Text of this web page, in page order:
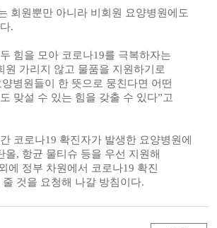
회원뿐만 아니라 비회원 요양병원에도
.
힘을 모아 코로나19를 극복하자는
원 가리지 않고 물품을 지원하기로
병원들이 한 뜻으로 뭉친다면 어떤
맞설 수 있는 힘을 갖출 수 있다”고
코로나19 확진자가 발생한 요양병원에
올, 항균 물티슈 등을 우선 지원해
에 정부 차원에서 코로나19 확진
것을 요청해 나갈 방침이다.